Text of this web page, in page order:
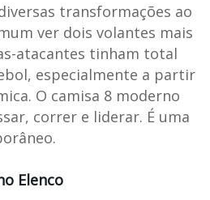
transformações ao
ver dois volantes mais
atacantes tinham total
especialmente a partir
O camisa 8 moderno
correr e liderar. É uma
Elenco